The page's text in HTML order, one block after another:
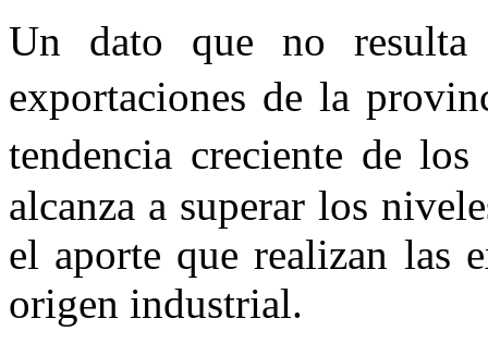
Un dato que no
exportaciones de la
tendencia creciente de
alcanza a superar los
el aporte que realizan las
origen industrial.